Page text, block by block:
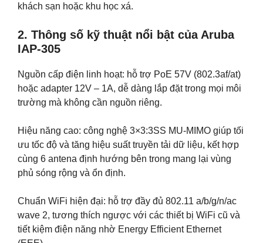
khách sạn hoặc khu học xá.
2. Thông số kỹ thuật nổi bật của Aruba
IAP-305
Nguồn cấp điện linh hoạt: hỗ trợ PoE 57V (802.3af/at)
hoặc adapter 12V – 1A, dễ dàng lắp đặt trong mọi môi
trường mà không cần nguồn riêng.
Hiệu năng cao: công nghệ 3×3:3SS MU-MIMO giúp tối
ưu tốc độ và tăng hiệu suất truyền tải dữ liệu, kết hợp
cùng 6 antena định hướng bên trong mang lại vùng
phủ sóng rộng và ổn định.
Chuẩn WiFi hiện đại: hỗ trợ đầy đủ 802.11 a/b/g/n/ac
wave 2, tương thích ngược với các thiết bị WiFi cũ và
tiết kiệm điện năng nhờ Energy Efficient Ethernet